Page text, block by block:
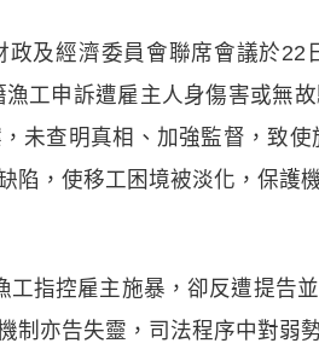
及經濟委員會聯席會議於
工申訴遭雇主人身傷害或無
未查明真相、加強監督，致
陷，使移工困境被淡化，保護
指控雇主施暴，卻反遭提告
制亦告失靈，司法程序中對弱